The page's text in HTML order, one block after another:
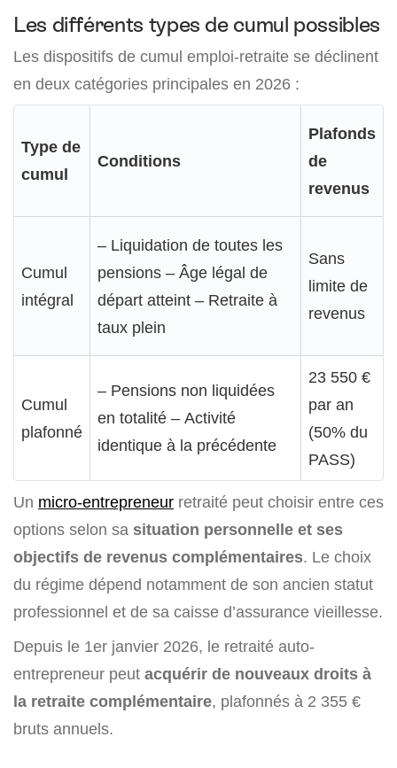
Les différents types de cumul possibles
Les dispositifs de cumul emploi-retraite se déclinent
en deux catégories principales en 2026 :
Type de
cumul
Conditions
Plafonds
de
revenus
Cumul
intégral
– Liquidation de toutes les
pensions – Âge légal de
départ atteint – Retraite à
taux plein
Sans
limite de
revenus
Cumul
plafonné
– Pensions non liquidées
en totalité – Activité
identique à la précédente
23 550 €
par an
(50% du
PASS)
Un micro-entrepreneur retraité peut choisir entre ces
options selon sa situation personnelle et ses
objectifs de revenus complémentaires. Le choix
du régime dépend notamment de son ancien statut
professionnel et de sa caisse d’assurance vieillesse.
Depuis le 1er janvier 2026, le retraité auto-
entrepreneur peut acquérir de nouveaux droits à
la retraite complémentaire, plafonnés à 2 355 €
bruts annuels.